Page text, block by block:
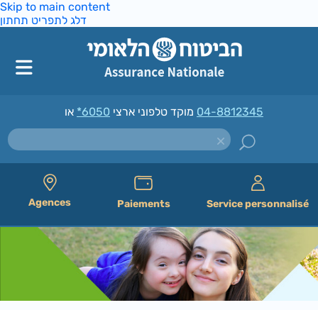
Skip to main content
דלג לתפריט תחתון
מוקד טלפוני ארצי *6050 04-8812345
Agences Paiements Service personnalisé